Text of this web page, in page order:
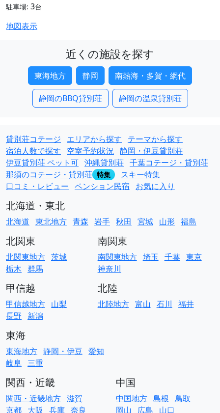
駐車場: 3台
地図表示
近くの施設を探す
東海地方 静岡 南熱海・多賀・網代
静岡のBBQ貸別荘 静岡の温泉貸別荘
貸別荘コテージ エリアから探す
テーマから探す
宿泊人数で探す
空室予約状況 静岡・伊豆貸別荘
伊豆貸別荘 ペット可 沖縄貸別荘 千葉コテージ・貸別荘
那須のコテージ・貸別荘 特集
スキー特集
口コミ・レビュー ペンション民宿 お気に入り
北海道・東北
北海道 東北地方 青森 岩手 秋田 宮城 山形 福島
北関東
北関東地方 茨城
栃木 群馬
南関東
南関東地方 埼玉 千葉 東京
神奈川
甲信越
甲信越地方 山梨
長野
新潟
北陸
北陸地方 富山 石川 福井
東海
東海地方 静岡・伊豆 愛知
岐阜 三重
関西・近畿
関西・近畿地方 滋賀
京都 大阪 兵庫 奈良
中国
中国地方 島根 鳥取
岡山
広島 山口